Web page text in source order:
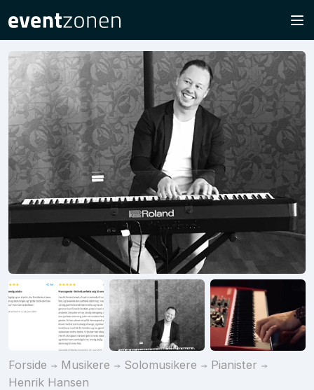
Forside Musikere Solomusikere
Pianister
Henrik Hansen